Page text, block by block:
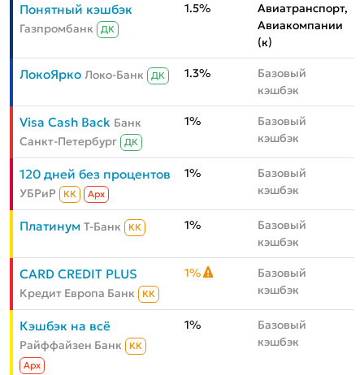
Понятный кэшбэк
Газпромбанк ДК
1.5%
Авиатранспорт,
Авиакомпании
(к)
ЛокоЯрко Локо-Банк ДК 1.3%
Базовый
кэшбэк
Visa Cash Back Банк
Санкт-Петербург
ДК
1%
Базовый
кэшбэк
120 дней без процентов
УБРиР КК Aрх
1%
Базовый
кэшбэк
Платинум Т-Банк КК 1%
Базовый
кэшбэк
CARD CREDIT PLUS
Кредит Европа Банк КК
1%
Базовый
кэшбэк
Кэшбэк на всё
Райффайзен Банк
КК
Aрх
1%
Базовый
кэшбэк